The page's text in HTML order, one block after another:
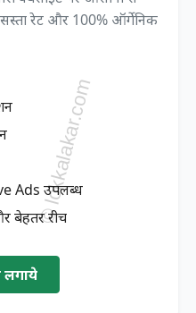
रेट और 100% ऑर्गेनिक
Ads उपलब्ध
बेहतर रीच
लगाये